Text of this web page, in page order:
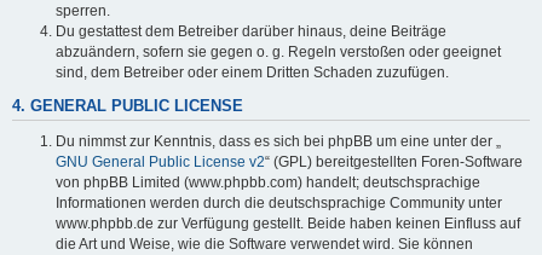
sperren.
Du gestattest dem Betreiber darüber hinaus, deine Beiträge
abzuändern, sofern sie gegen o. g. Regeln verstoßen oder geeignet
sind, dem Betreiber oder einem Dritten Schaden zuzufügen.
4. GENERAL PUBLIC LICENSE
Du nimmst zur Kenntnis, dass es sich bei phpBB um eine unter der „
GNU General Public License v2“ (GPL) bereitgestellten Foren-Software
von phpBB Limited (www.phpbb.com) handelt; deutschsprachige
Informationen werden durch die deutschsprachige Community unter
www.phpbb.de zur Verfügung gestellt. Beide haben keinen Einfluss auf
die Art und Weise, wie die Software verwendet wird. Sie können